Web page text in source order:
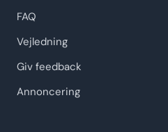
FAQ
Vejledning
Giv feedback
Annoncering